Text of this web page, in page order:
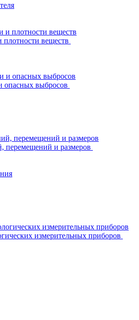
плотности веществ
опасных выбросов
перемещений и размеров
измерительных приборов